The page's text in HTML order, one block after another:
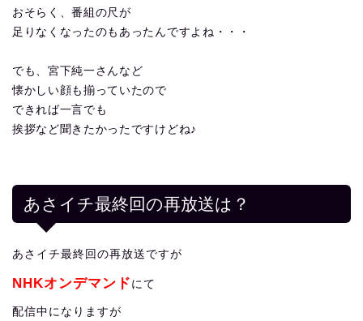
おそらく、番組の尺が
足りなくなったのもあったんですよね・・・
でも、宮下純一さんなど
懐かしい顔も揃っていたので
できれば一言でも
挨拶など聞きたかったですけどね♪
あさイチ最終回の再放送は？
あさイチ最終回の再放送ですが
NHKオンデマンド にて
配信中になりますが